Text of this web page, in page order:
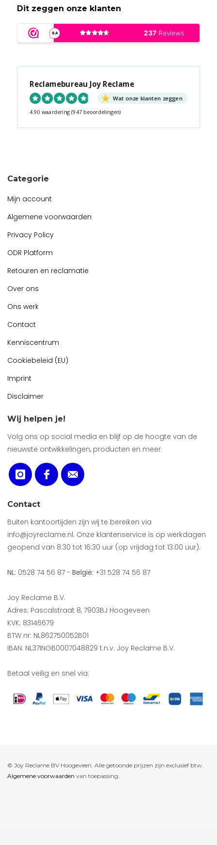
Dit zeggen onze klanten
Reclamebureau Joy Reclame
Wat onze klanten zeggen
4.90 waardering (947 beoordelingen)
Categorie
Mijn account
Algemene voorwaarden
Privacy Policy
ODR Platform
Retouren en reclamatie
Over ons
Ons werk
Contact
Kenniscentrum
Cookiebeleid (EU)
Imprint
Disclaimer
Wij helpen je!
Volg ons op social media en blijf op de hoogte van de
nieuwste ontwikkelingen, producten en meer.
Contact
Buiten kantoortijden zijn wij te bereiken via
info@joyreclame.nl. Onze klantenservice is op werkdagen
geopend van 8:30 tot 16:30 uur (op vrijdag tot 13:00 uur).
NL: 0528 74 56 87 - België: +31 528 74 56 87
Joy Reclame B.V.
Adres: Pascalstraat 8, 7903BJ Hoogeveen
KVK: 83146679
BTW nr: NL862750052B01
IBAN: NL37INGB0007048829 t.n.v. Joy Reclame B.V.
Betaal veilig en snel via:
© Joy Reclame BV Hoogeveen. Alle getoonde prijzen zijn exclusief btw.
Algemene voorwaarden van toepassing.